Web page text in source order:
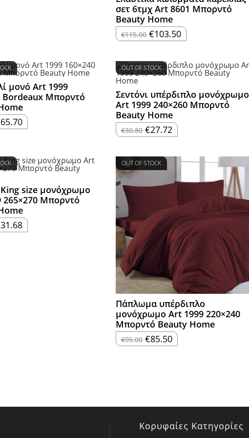
σετ 6τμχ Art 8601 Μπορντό
Beauty Home
€115.00 Original
price
€103.50Η
τρέχουσα
€103.50.
μονό Art 1999
Bordeaux Μπορντό
65.70Η
τρέχουσα
OUT OF STOCK
Σεντόνι υπέρδιπλο μονόχρωμο
Art 1999 240×260 Μπορντό
Beauty Home
€30.80 Original
price
€27.72 Η
τρέχουσα
€27.72.
King size μονόχρωμο
265×270 Μπορντό
31.68Η
τρέχουσα
OUT OF STOCK
Πάπλωμα υπέρδιπλο
μονόχρωμο Art 1999 220×240
Μπορντό Beauty Home
€95.00 Original
price
€85.50Η
τρέχουσα
Κορυφαίες Κατηγορίες